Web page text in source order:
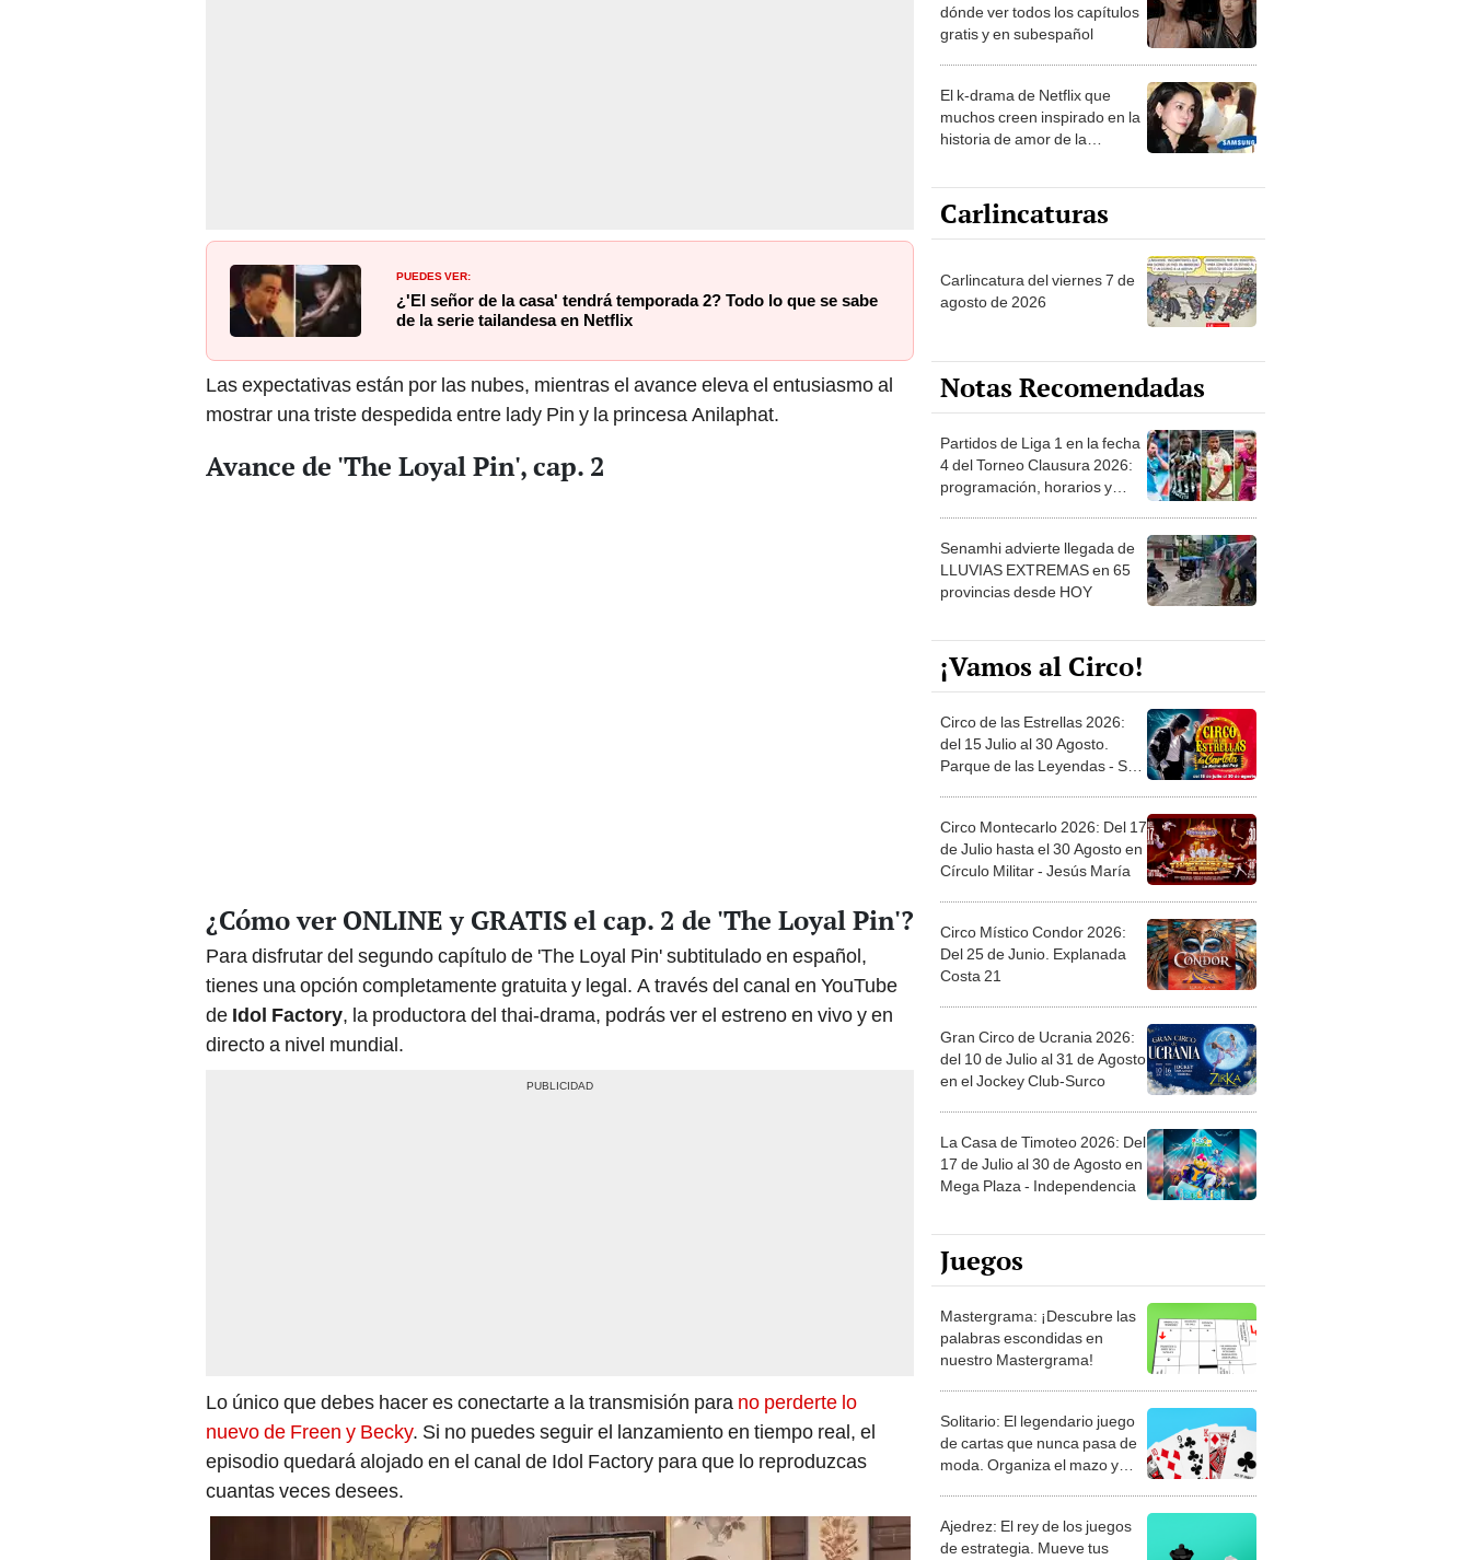
PUEDES VER:
¿'El señor de la casa' tendrá temporada 2? Todo lo que se sabe
de la serie tailandesa en Netflix
Las expectativas están por las nubes, mientras el avance eleva el entusiasmo al
mostrar una triste despedida entre lady Pin y la princesa Anilaphat.
Avance de 'The Loyal Pin', cap. 2
¿Cómo ver ONLINE y GRATIS el cap. 2 de 'The Loyal Pin'?
Para disfrutar del segundo capítulo de 'The Loyal Pin' subtitulado en español,
tienes una opción completamente gratuita y legal. A través del canal en YouTube
de Idol Factory, la productora del thai-drama, podrás ver el estreno en vivo y en
directo a nivel mundial.
Lo único que debes hacer es conectarte a la transmisión para no perderte lo
nuevo de Freen y Becky. Si no puedes seguir el lanzamiento en tiempo real, el
episodio quedará alojado en el canal de Idol Factory para que lo reproduzcas
cuantas veces desees.
dónde ver todos los capítulos
gratis y en subespañol
El k-drama de Netflix que
muchos creen inspirado en la
historia de amor de la
Carlincaturas
Carlincatura del viernes 7 de
agosto de 2026
Notas Recomendadas
Partidos de Liga 1 en la fecha
4 del Torneo Clausura 2026:
programación, horarios y
Senamhi advierte llegada de
LLUVIAS EXTREMAS en 65
provincias desde HOY
¡Vamos al Circo!
Circo de las Estrellas 2026:
del 15 Julio al 30 Agosto.
Parque de las Leyendas - San
Circo Montecarlo 2026: Del 17
de Julio hasta el 30 Agosto en
Círculo Militar - Jesús María
Circo Místico Condor 2026:
Del 25 de Junio. Explanada
Costa 21
Gran Circo de Ucrania 2026:
del 10 de Julio al 31 de Agosto
en el Jockey Club-Surco
La Casa de Timoteo 2026: Del
17 de Julio al 30 de Agosto en
Mega Plaza - Independencia
Juegos
Mastergrama: ¡Descubre las
palabras escondidas en
nuestro Mastergrama!
Solitario: El legendario juego
de cartas que nunca pasa de
moda. Organiza el mazo y
Ajedrez: El rey de los juegos
de estrategia. Mueve tus